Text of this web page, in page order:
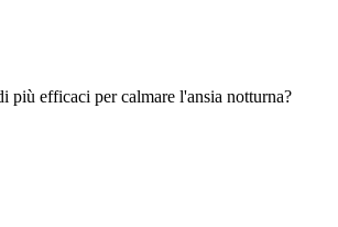
più efficaci per calmare l'ansia notturna?